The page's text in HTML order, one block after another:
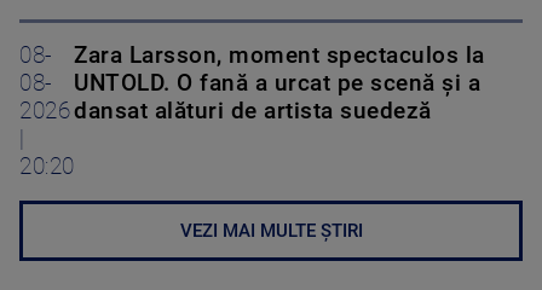
08-
08-
2026
|
20:20
Zara Larsson, moment spectaculos la
UNTOLD. O fană a urcat pe scenă și a
dansat alături de artista suedeză
VEZI MAI MULTE ȘTIRI